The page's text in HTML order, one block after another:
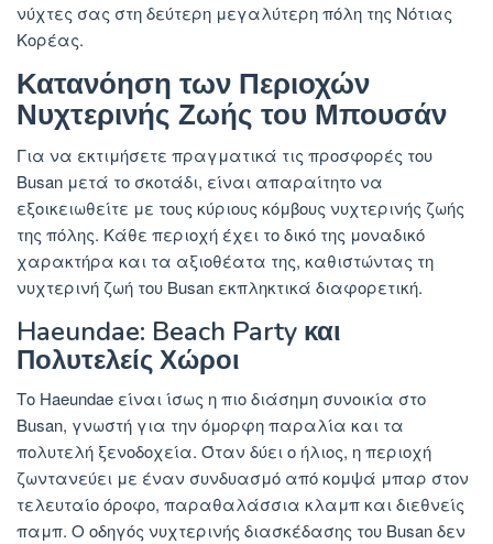
νύχτες σας στη δεύτερη μεγαλύτερη πόλη της Νότιας
Κορέας.
Κατανόηση των Περιοχών
Νυχτερινής Ζωής του Μπουσάν
Για να εκτιμήσετε πραγματικά τις προσφορές του
Busan μετά το σκοτάδι, είναι απαραίτητο να
εξοικειωθείτε με τους κύριους κόμβους νυχτερινής ζωής
της πόλης. Κάθε περιοχή έχει το δικό της μοναδικό
χαρακτήρα και τα αξιοθέατα της, καθιστώντας τη
νυχτερινή ζωή του Busan εκπληκτικά διαφορετική.
Haeundae: Beach Party και
Πολυτελείς Χώροι
Το Haeundae είναι ίσως η πιο διάσημη συνοικία στο
Busan, γνωστή για την όμορφη παραλία και τα
πολυτελή ξενοδοχεία. Όταν δύει ο ήλιος, η περιοχή
ζωντανεύει με έναν συνδυασμό από κομψά μπαρ στον
τελευταίο όροφο, παραθαλάσσια κλαμπ και διεθνείς
παμπ. Ο οδηγός νυχτερινής διασκέδασης του Busan δεν